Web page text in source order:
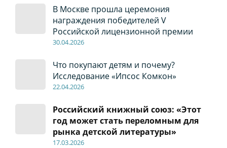
В Москве прошла церемония
награждения победителей V
Российской лицензионной премии
30.04.2026
Что покупают детям и почему?
Исследование «Ипсос Комкон»
22.04.2026
Российский книжный союз: «Этот
год может стать переломным для
рынка детской литературы»
17.03.2026